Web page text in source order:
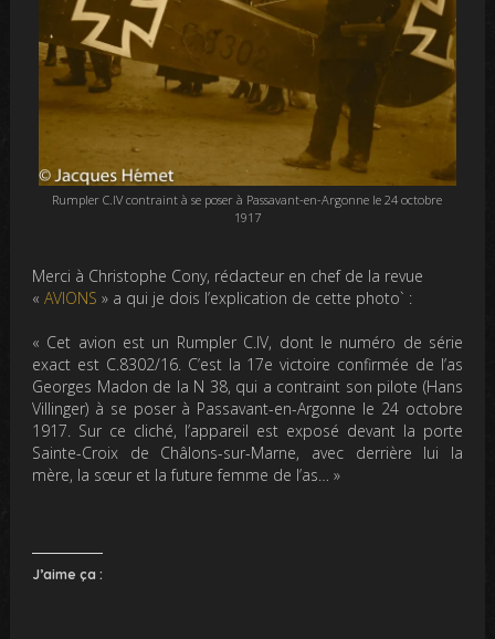
Rumpler C.IV contraint à se poser à Passavant-en-Argonne le 24 octobre
1917
Merci à Christophe Cony, rédacteur en chef de la revue
«AVIONS » a qui je dois l’explication de cette photo` :
« Cet avion est un Rumpler C.IV, dont le numéro de série
exact est C.8302/16. C’est la 17e victoire confirmée de l’as
Georges Madon de la N 38, qui a contraint son pilote (Hans
Villinger) à se poser à Passavant-en-Argonne le 24 octobre
1917. Sur ce cliché, l’appareil est exposé devant la porte
Sainte-Croix de Châlons-sur-Marne, avec derrière lui la
mère, la sœur et la future femme de l’as… »
J’aime ça :